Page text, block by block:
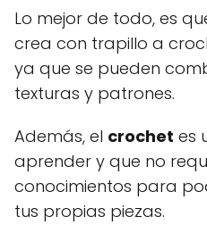
Lo mejor de todo, es
crea con trapillo a
ya que se pueden
texturas y patrones.
Además, el crochet es
aprender y que no
conocimientos para
tus propias piezas.